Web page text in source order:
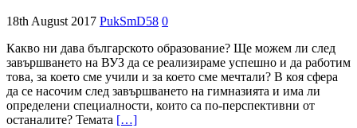
18th August 2017 PukSmD58 0
Какво ни дава българското образование? Ще можем ли след
завършването на ВУЗ да се реализираме успешно и да работим
това, за което сме учили и за което сме мечтали? В коя сфера
да се насочим след завършването на гимназията и има ли
определени специалности, които са по-перспективни от
останалите? Темата […]